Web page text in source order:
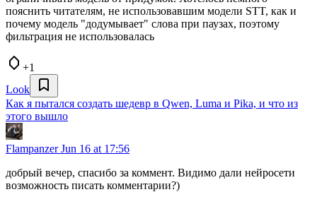
пояснить читателям, не использовавшим модели STT, как и
почему модель "додумывает" слова при паузах, поэтому
фильтрация не использовалась
+1
Look
Как я пытался создать шедевр в Qwen, Luma и Pika, и что из
этого вышло
FlampanzerJun 16 at 17:56
добрый вечер, спасибо за коммент. Видимо дали нейросети
возможность писать комментарии?)